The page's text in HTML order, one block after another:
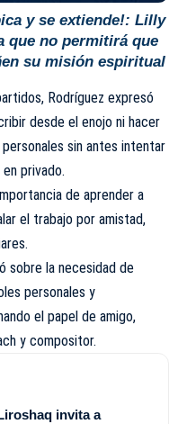
y se extiende!: Lilly
que no permitirá que
su misión espiritual
Rodríguez expresó
desde el enojo ni hacer
sin antes intentar
privado.
de aprender a
el trabajo por amistad,
sobre la necesidad de
personales y
el papel de amigo,
y compositor.
invita a